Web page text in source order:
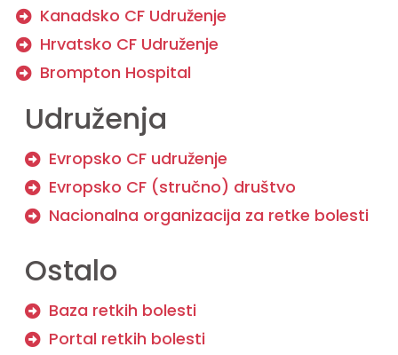
Kanadsko CF Udruženje
Hrvatsko CF Udruženje
Brompton Hospital
Udruženja
Evropsko CF udruženje
Evropsko CF (stručno) društvo
Nacionalna organizacija za retke bolesti
Ostalo
Baza retkih bolesti
Portal retkih bolesti